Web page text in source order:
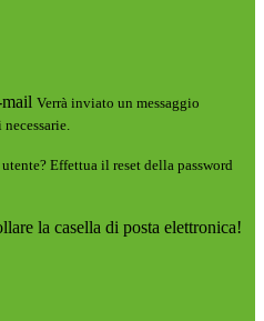
Verrà inviato un messaggio
Effettua il reset della password
la casella di posta elettronica!